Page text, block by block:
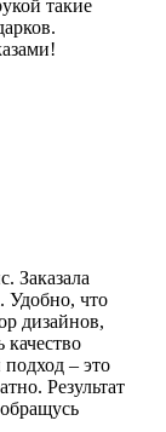
такие
Заказала
Удобно, что
дизайнов,
– это
Результат